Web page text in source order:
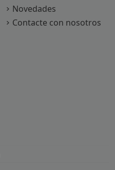
Novedades
Contacte con nosotros